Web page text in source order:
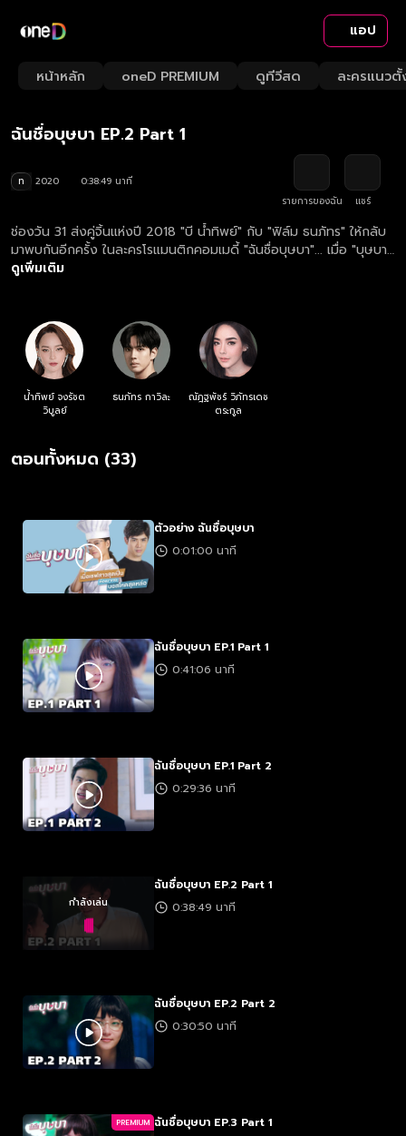
แอป
หน้าหลัก oneD PREMIUM ดูทีวีสด ละครแนวตั้
Loaded:
2.57%
Rate
ฉันชื่อบุษบา EP.2 Part 1
ท 2020
0:38:49 นาที
รายการของฉัน
แชร์
ช่องวัน 31 ส่งคู่จิ้นแห่งปี 2018 "บี น้ำทิพย์" กับ "ฟิล์ม ธนภัทร" ให้กลับ
มาพบกันอีกครั้ง ในละครโรแมนติกคอมเมดี้ "ฉันชื่อบุษบา"... เมื่อ "บุษบา"
เชฟสาวผู้ไม่ LUCKY ทั้ง IN LOVE และ IN GAME บังเอิญพบกับนักธุรกิจ
รับบท "แฟนกำมะลอ"
ดูเพิ่มเติม
น้ำทิพย์ จงรัชต
วิบูลย์
ธนภัทร กาวิละ
ณัฎฐพัชร์ วิภัทรเดช
ตระกูล
ตอนทั้งหมด (33)
ตัวอย่าง ฉันชื่อบุษบา
0:01:00 นาที
ฉันชื่อบุษบา EP.1 Part 1
0:41:06 นาที
ฉันชื่อบุษบา EP.1 Part 2
0:29:36 นาที
กำลังเล่น
ฉันชื่อบุษบา EP.2 Part 1
0:38:49 นาที
ฉันชื่อบุษบา EP.2 Part 2
0:30:50 นาที
PREMIUM ฉันชื่อบุษบา EP.3 Part 1